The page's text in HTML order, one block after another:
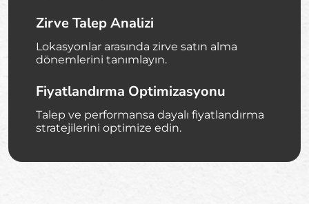
Zirve Talep Analizi
Lokasyonlar arasında zirve satın alma
dönemlerini tanımlayın.
Fiyatlandırma Optimizasyonu
Talep ve performansa dayalı fiyatlandırma
stratejilerini optimize edin.